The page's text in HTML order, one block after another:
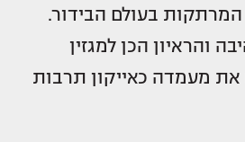
בעולם הבידור.
והראיון הכן למגזין
את מעמדה כאייקון תרבות